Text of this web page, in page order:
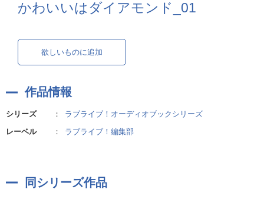
かわいいはダイアモンド_01
欲しいものに追加
作品情報
シリーズ ：
ラブライブ！オーディオブックシリーズ
レーベル
： ラブライブ！編集部
同シリーズ作品